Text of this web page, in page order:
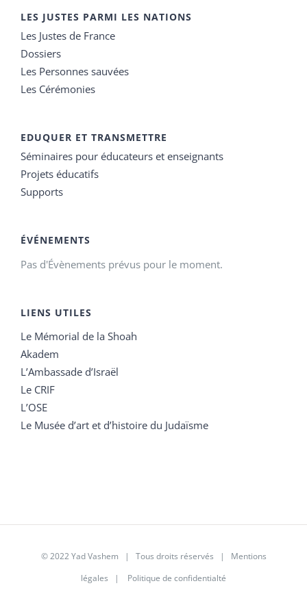
LES JUSTES PARMI LES NATIONS
Les Justes de France
Dossiers
Les Personnes sauvées
Les Cérémonies
EDUQUER ET TRANSMETTRE
Séminaires pour éducateurs et enseignants
Projets éducatifs
Supports
ÉVÉNEMENTS
Pas d'Évènements prévus pour le moment.
LIENS UTILES
Le Mémorial de la Shoah
Akadem
L’Ambassade d’Israël
Le CRIF
L’OSE
Le Musée d’art et d’histoire du Judaïsme
© 2022 Yad Vashem | Tous droits réservés | Mentions
légales | Politique de confidentialté